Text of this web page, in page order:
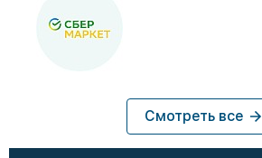
Смотреть все